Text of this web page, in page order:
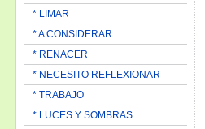
* LIMAR
* A CONSIDERAR
* RENACER
* NECESITO REFLEXIONAR
* TRABAJO
* LUCES Y SOMBRAS